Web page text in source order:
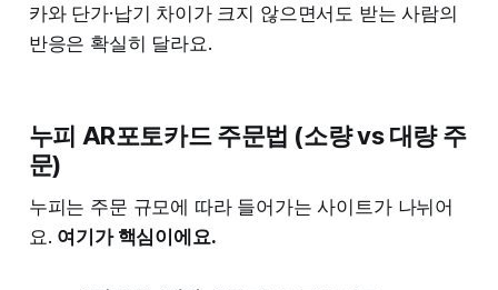
카와 단가·납기 차이가 크지 않으면서도 받는 사람의
반응은 확실히 달라요.
​누피 AR포토카드 주문법 (소량 vs 대량 주
문)
누피는 주문 규모에 따라 들어가는 사이트가 나뉘어
요. 여기가 핵심이에요.